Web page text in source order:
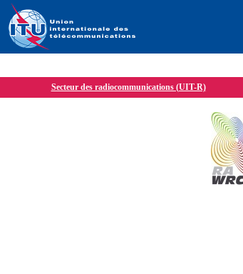
Secteur des radiocommunications (UIT-R)